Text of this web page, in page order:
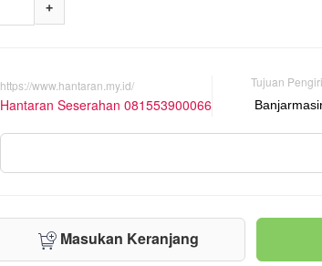
+
https://www.hantaran.my.id/
Hantaran Seserahan 081553900066
Tujuan
Masukan Keranjang